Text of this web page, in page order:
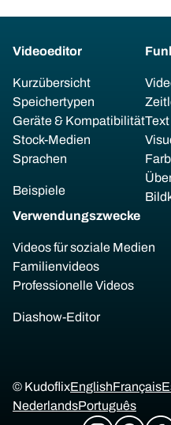
Videoeditor
Kurzübersicht
Speichertypen
Geräte & Kompatibilität
Stock-Medien
Sprachen
Beispiele
Verwendungszwecke
Videos für soziale Medien
Familienvideos
Professionelle Videos
Diashow-Editor
© KudoflixEnglishFrançais
NederlandsPortuguês